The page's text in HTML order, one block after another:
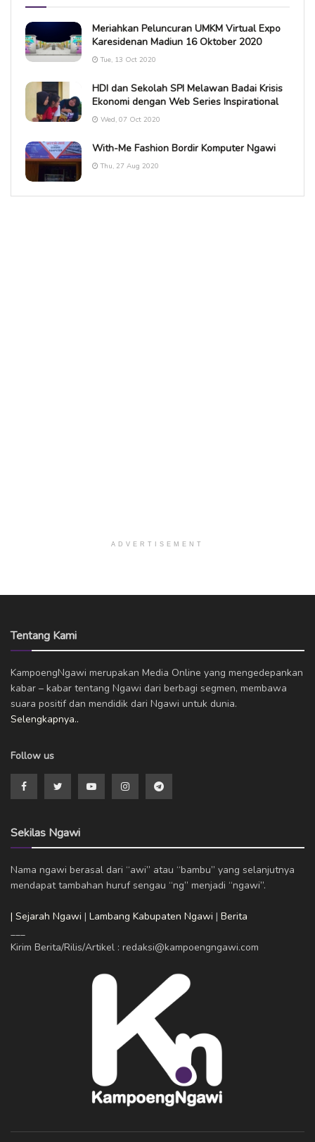
Meriahkan Peluncuran UMKM Virtual Expo
Karesidenan Madiun 16 Oktober 2020
Tue, 13 Oct 2020
HDI dan Sekolah SPI Melawan Badai Krisis
Ekonomi dengan Web Series Inspirational
Wed, 07 Oct 2020
With-Me Fashion Bordir Komputer Ngawi
Thu, 27 Aug 2020
ADVERTISEMENT
Tentang Kami
KampoengNgawi merupakan Media Online yang mengedepankan
kabar – kabar tentang Ngawi dari berbagi segmen, membawa
suara positif dan mendidik dari Ngawi untuk dunia.
Selengkapnya..
Follow us
Sekilas Ngawi
Nama ngawi berasal dari “awi” atau “bambu” yang selanjutnya
mendapat tambahan huruf sengau “ng” menjadi “ngawi”.
| Sejarah Ngawi | Lambang Kabupaten Ngawi | Berita
Kirim Berita/Rilis/Artikel : redaksi@kampoengngawi.com